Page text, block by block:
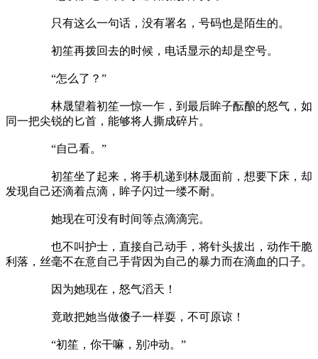
只有这么一句话，没有署名，号码也是陌生的。
初笙再拨回去的时候，电话显示的却是空号。
“怎么了？”
林晟望着初笙一惊一乍，到最后眸子酝酿的怒气，如
同一把尖锐的匕首，能够将人撕成碎片。
“自己看。”
初笙坐了起来，将手机递到林晟面前，想要下床，却
发现自己还滴着点滴，眸子闪过一缕不耐。
她现在可没有时间等点滴滴完。
也不叫护士，直接自己动手，将针头拔出，动作干脆
利落，丝毫不在意自己手背因为自己的暴力而在滴血的口子。
因为她现在，怒气滔天！
竟敢把她当做傻子一样耍，不可原谅！
“初笙，你干嘛，别冲动。”